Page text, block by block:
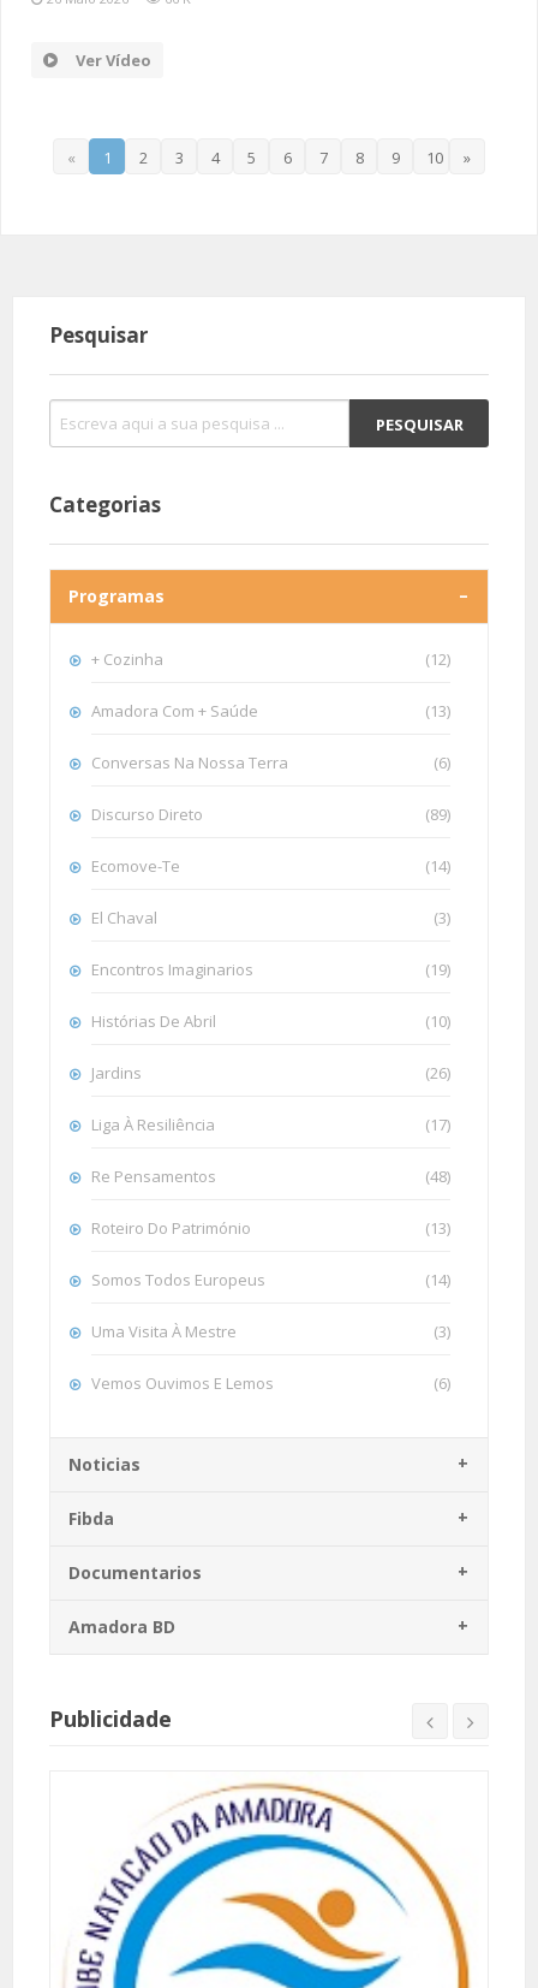
Ver Vídeo
« 1 2 3 4 5 6 7 8 9 10 »
Pesquisar
Categorias
Programas
+ Cozinha (12)
Amadora Com + Saúde (13)
Conversas Na Nossa Terra (6)
Discurso Direto (89)
Ecomove-Te (14)
El Chaval (3)
Encontros Imaginarios (19)
Histórias De Abril (10)
Jardins (26)
Liga À Resiliência (17)
Re Pensamentos (48)
Roteiro Do Património (13)
Somos Todos Europeus (14)
Uma Visita À Mestre (3)
Vemos Ouvimos E Lemos (6)
Noticias
Fibda
Documentarios
Amadora BD
Publicidade